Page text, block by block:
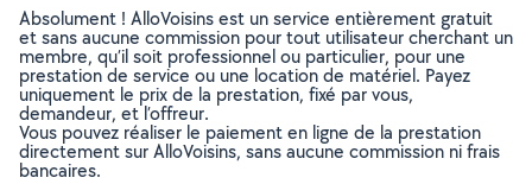
Absolument ! AlloVoisins est un service entièrement gratuit
et sans aucune commission pour tout utilisateur cherchant un
membre, qu’il soit professionnel ou particulier, pour une
prestation de service ou une location de matériel. Payez
uniquement le prix de la prestation, fixé par vous,
demandeur, et l’offreur.
Vous pouvez réaliser le paiement en ligne de la prestation
directement sur AlloVoisins, sans aucune commission ni frais
bancaires.